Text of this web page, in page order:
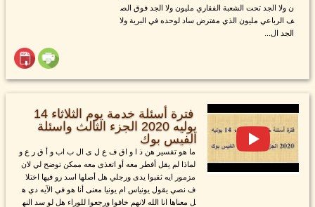
ن ولا الجد تحت الشعبة الفقاري مليون ولا الجد فوق الص
ف الرباعي مليون الذي مفترض ساد لوحده في البرية ولا
الجد ال...
فترة أسئلة خدمة يوم الثلاثاء 14
يوليه 2020 الجزء الثالث واسئلة
الفيس بوك
ما هو تفسير هن ذ ا و اق ف ع ل ى ال ب اب و أ ق ر ع و
لماذا لم يقل أفطر معه أو اتغذى معه ممكن توضح لي لان
مزمور ايه ثقبوا يدى ورجلي هل أصلها اسد رو فيها اختلا
ف نصي يقول يونياس ام يونيا معنى أنا هو في الآيه دي ه
ل معناها انا الله لانهم خافوا ورجعوا للوراء هل لو سد النه